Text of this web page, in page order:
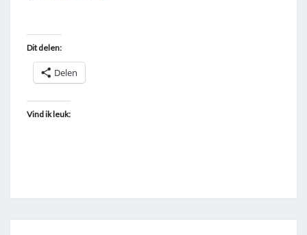
Dit delen:
Delen
Vind ik leuk: